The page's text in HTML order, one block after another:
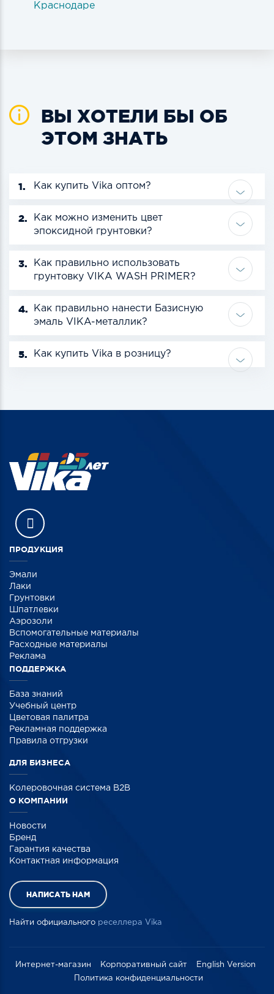
Краснодаре
ВЫ ХОТЕЛИ БЫ ОБ
ЭТОМ ЗНАТЬ
1. Как купить Vika оптом?
2.
Как можно изменить цвет
эпоксидной грунтовки?
3.
Как правильно использовать
грунтовку VIKA WASH PRIMER?
4.
Как правильно нанести Базисную
эмаль VIKA-металлик?
5. Как купить Vika в розницу?
ПРОДУКЦИЯ
Эмали
Лаки
Грунтовки
Шпатлевки
Аэрозоли
Вспомогательные материалы
Расходные материалы
Реклама
ПОДДЕРЖКА
База знаний
Учебный центр
Цветовая палитра
Рекламная поддержка
Правила отгрузки
ДЛЯ БИЗНЕСА
Колеровочная система B2B
О КОМПАНИИ
Новости
Бренд
Гарантия качества
Контактная информация
НАПИСАТЬ НАМ
Найти официального реселлера Vika
Интернет-магазин Корпоративный сайт
English Version
Политика конфиденциальности